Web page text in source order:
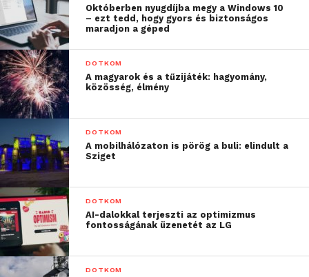
Októberben nyugdíjba megy a Windows 10
– ezt tedd, hogy gyors és biztonságos
maradjon a géped
DOTKOM
A magyarok és a tűzijáték: hagyomány,
közösség, élmény
DOTKOM
A mobilhálózaton is pörög a buli: elindult a
Sziget
DOTKOM
AI-dalokkal terjeszti az optimizmus
fontosságának üzenetét az LG
DOTKOM